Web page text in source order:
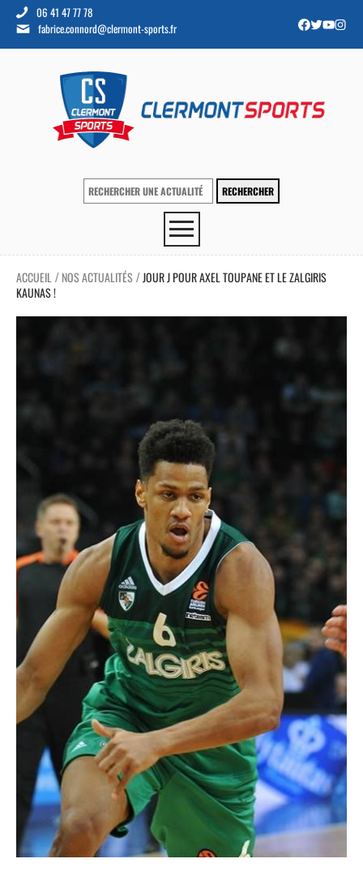
06 41 47 77 78
fabrice.connord@clermont-sports.fr
ACCUEIL / NOS ACTUALITÉS / JOUR J POUR AXEL TOUPANE ET LE ZALGIRIS
KAUNAS !